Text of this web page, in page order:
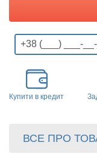
Купити в кредит
ВСЕ ПРО